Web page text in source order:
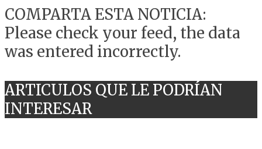
COMPARTA ESTA NOTICIA:
Please check your feed, the data
was entered incorrectly.
ARTICULOS QUE LE PODRÍAN
INTERESAR